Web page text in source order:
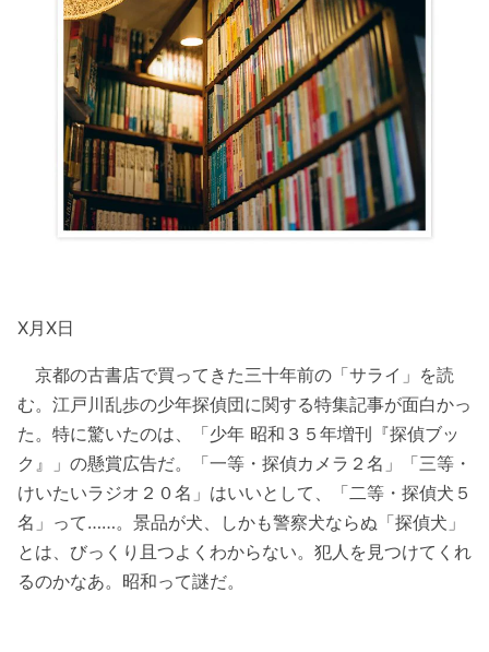
X月X日
京都の古書店で買ってきた三十年前の「サライ」を読
む。江戸川乱歩の少年探偵団に関する特集記事が面白かっ
た。特に驚いたのは、「少年 昭和３５年増刊『探偵ブッ
ク』」の懸賞広告だ。「一等・探偵カメラ２名」「三等・
けいたいラジオ２０名」はいいとして、「二等・探偵犬５
名」って……。景品が犬、しかも警察犬ならぬ「探偵犬」
とは、びっくり且つよくわからない。犯人を見つけてくれ
るのかなあ。昭和って謎だ。